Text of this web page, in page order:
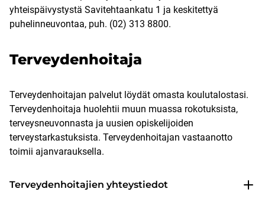
yhteispäivystystä Savitehtaankatu 1 ja keskitettyä
puhelinneuvontaa, puh. (02) 313 8800.
Terveydenhoitaja
Terveydenhoitajan palvelut löydät omasta koulutalostasi.
Terveydenhoitaja huolehtii muun muassa rokotuksista,
terveysneuvonnasta ja uusien opiskelijoiden
terveystarkastuksista. Terveydenhoitajan vastaanotto
toimii ajanvarauksella.
Terveydenhoitajien yhteystiedot